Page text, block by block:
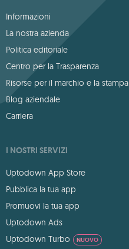
Informazioni
La nostra azienda
Politica editoriale
Centro per la Trasparenza
Risorse per il marchio e la stampa
Blog aziendale
Carriera
I NOSTRI SERVIZI
Uptodown App Store
Pubblica la tua app
Promuovi la tua app
Uptodown Ads
Uptodown Turbo
NUOVO